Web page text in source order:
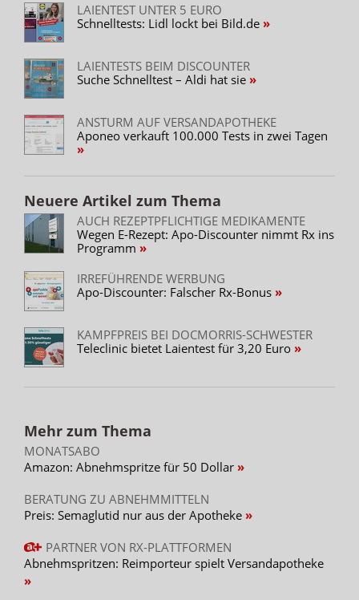
LAIENTEST UNTER 5 EURO
Schnelltests: Lidl lockt bei Bild.de
LAIENTESTS BEIM DISCOUNTER
Suche Schnelltest – Aldi hat sie
ANSTURM AUF VERSANDAPOTHEKE
Aponeo verkauft 100.000 Tests in zwei Tagen
Neuere Artikel zum Thema
AUCH REZEPTPFLICHTIGE MEDIKAMENTE
Wegen E-Rezept: Apo-Discounter nimmt Rx ins
Programm
IRREFÜHRENDE WERBUNG
Apo-Discounter: Falscher Rx-Bonus
KAMPFPREIS BEI DOCMORRIS-SCHWESTER
Teleclinic bietet Laientest für 3,20 Euro
Mehr zum Thema
MONATSABO
Amazon: Abnehmspritze für 50 Dollar
BERATUNG ZU ABNEHMMITTELN
Preis: Semaglutid nur aus der Apotheke
PARTNER VON RX-PLATTFORMEN
Abnehmspritzen: Reimporteur spielt Versandapotheke